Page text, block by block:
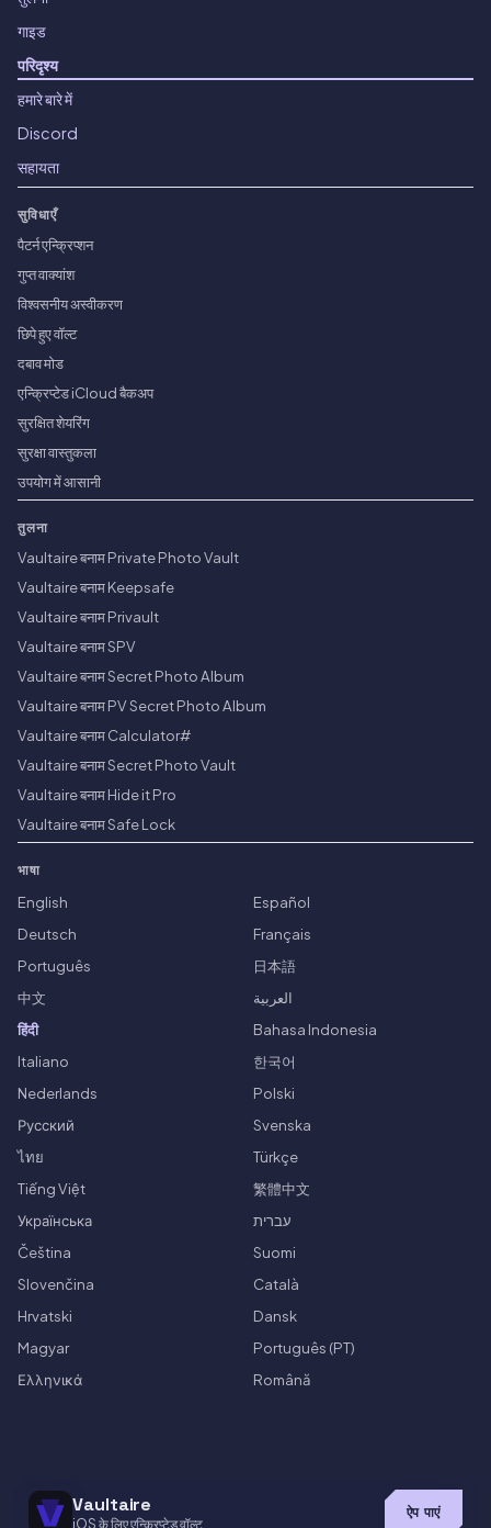
Vaultaire
iOS के लिए एन्क्रिप्टेड वॉल्ट
ऐप पाएं
गाइड
परिदृश्य
हमारे बारे में
Discord
सहायता
सुविधाएँ
पैटर्न एन्क्रिप्शन
गुप्त वाक्यांश
विश्वसनीय अस्वीकरण
छिपे हुए वॉल्ट
दबाव मोड
एन्क्रिप्टेड iCloud बैकअप
सुरक्षित शेयरिंग
सुरक्षा वास्तुकला
उपयोग में आसानी
तुलना
Vaultaire बनाम Private Photo Vault
Vaultaire बनाम Keepsafe
Vaultaire बनाम Privault
Vaultaire बनाम SPV
Vaultaire बनाम Secret Photo Album
Vaultaire बनाम PV Secret Photo Album
Vaultaire बनाम Calculator#
Vaultaire बनाम Secret Photo Vault
Vaultaire बनाम Hide it Pro
Vaultaire बनाम Safe Lock
भाषा
English
Español
Deutsch
Français
Português
日本語
中文
العربية
हिंदी
Bahasa Indonesia
Italiano
한국어
Nederlands
Polski
Русский
Svenska
ไทย
Türkçe
Tiếng Việt
繁體中文
Українська
עברית
Čeština
Suomi
Slovenčina
Català
Hrvatski
Dansk
Magyar
Português (PT)
Ελληνικά
Română